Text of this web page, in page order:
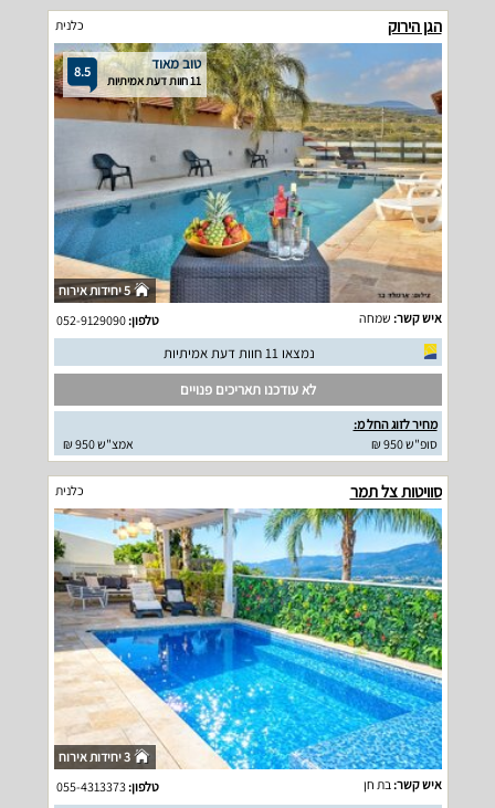
הגן הירוק כלנית
8.5 טוב מאוד
11 חוות דעת אמיתיות
5 יחידות אירוח
איש קשר: שמחה טלפון:052-9129090
נמצאו 11 חוות דעת אמיתיות
לא עודכנו תאריכים פנויים
מחיר לזוג החל מ:
סופ"ש 950 ₪
אמצ"ש 950 ₪
סוויטות צל תמר כלנית
3 יחידות אירוח
איש קשר: בת חן טלפון:055-4313373